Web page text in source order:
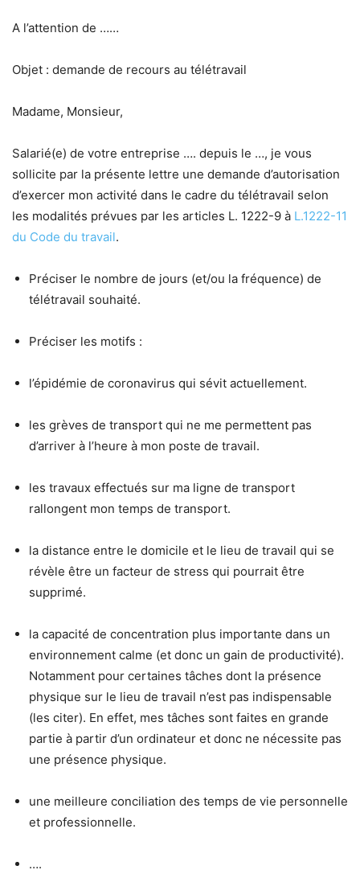
A l’attention de ……
Objet : demande de recours au télétravail
Madame, Monsieur,
Salarié(e) de votre entreprise …. depuis le …, je vous
sollicite par la présente lettre une demande d’autorisation
d’exercer mon activité dans le cadre du télétravail selon
les modalités prévues par les articles L. 1222-9 à L.1222-11
du Code du travail.
Préciser le nombre de jours (et/ou la fréquence) de
télétravail souhaité.
Préciser les motifs :
l’épidémie de coronavirus qui sévit actuellement.
les grèves de transport qui ne me permettent pas
d’arriver à l’heure à mon poste de travail.
les travaux effectués sur ma ligne de transport
rallongent mon temps de transport.
la distance entre le domicile et le lieu de travail qui se
révèle être un facteur de stress qui pourrait être
supprimé.
la capacité de concentration plus importante dans un
environnement calme (et donc un gain de productivité).
Notamment pour certaines tâches dont la présence
physique sur le lieu de travail n’est pas indispensable
(les citer). En effet, mes tâches sont faites en grande
partie à partir d’un ordinateur et donc ne nécessite pas
une présence physique.
une meilleure conciliation des temps de vie personnelle
et professionnelle.
….